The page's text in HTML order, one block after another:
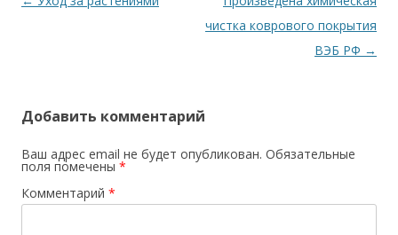
чистка коврового покрытия
ВЭБ РФ →
Добавить комментарий
Ваш адрес email не будет опубликован. Обязательные
поля помечены *
Комментарий *